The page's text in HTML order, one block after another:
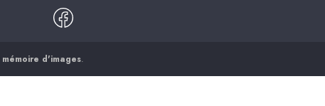
mémoire d'images.